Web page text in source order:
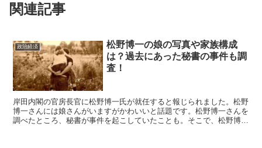
関連記事
政治経済
松野博一の娘の写真や家族構成
は？過去にあった秘書の事件も調
査！
岸田内閣の官房長官に松野博一氏が就任すると報じられました。松野
博一さんには娘さんがいますがかわいいと話題です。松野博一さんを
調べたところ、秘書が事件を起こしていたことも。そこで、松野博一